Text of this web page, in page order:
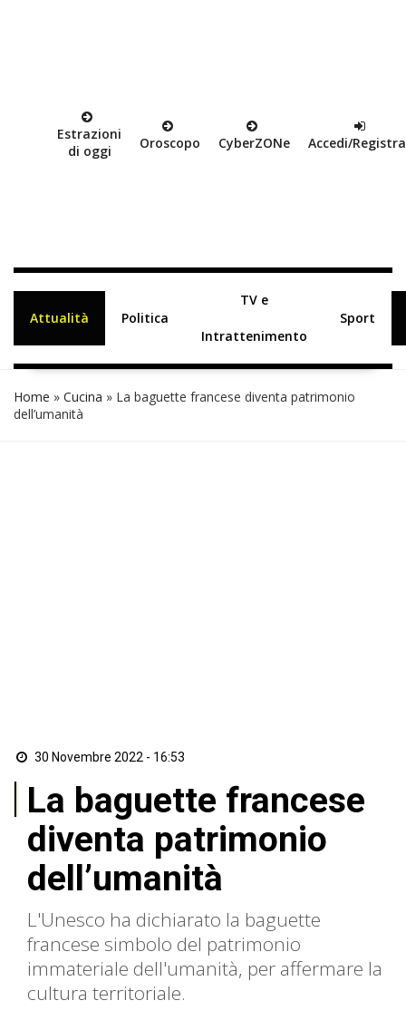
Estrazioni
di oggi
Oroscopo CyberZONe Accedi/
Attualità Politica
TV e
Intrattenimento
Sport
Home » Cucina » La baguette francese diventa patrimonio
dell’umanità
30 Novembre 2022 - 16:53
La baguette francese
diventa patrimonio
dell’umanità
L'Unesco ha dichiarato la baguette
francese simbolo del patrimonio
immateriale dell'umanità, per affermare la
cultura territoriale.